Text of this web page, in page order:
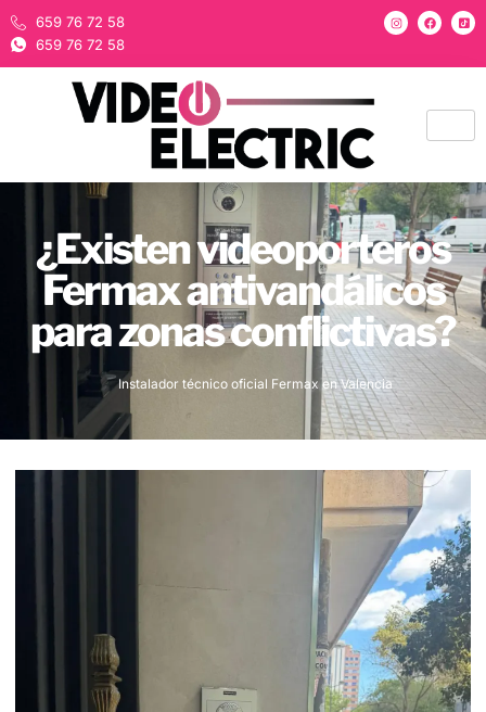
659 76 72 58
659 76 72 58
¿Existen videoporteros
Fermax antivandálicos
para zonas conflictivas?
Instalador técnico oficial Fermax en Valencia